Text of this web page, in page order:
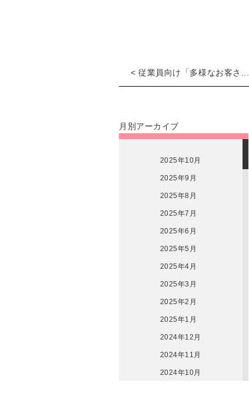
< 従業員向け「多様なお客さ...
月別アーカイブ
2025年10月
2025年9月
2025年8月
2025年7月
2025年6月
2025年5月
2025年4月
2025年3月
2025年2月
2025年1月
2024年12月
2024年11月
2024年10月